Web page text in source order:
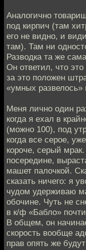
Аналогично
под кирпич (там
его не видно, и
там). Там ни
Разводка та же
Он ответил, что
за это положен
«умных развелось»
Меня лично один
когда я ехал в
(можно 100), под
когда все серое,
короче, серый
посередине,
машет палочкой.
сказать ничего: я
чудом удерживаю
обочине. Чуть не
в к/ф «Бабло»
В общем, он
скорость вообще
прав опять же